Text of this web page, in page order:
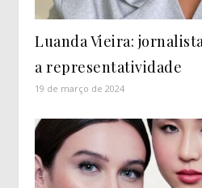
Luanda Vieira:
a representatividade
19 de março de 2024